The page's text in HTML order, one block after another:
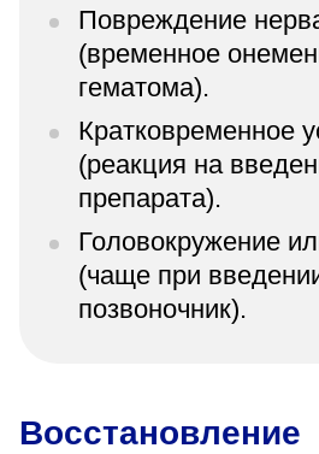
Повреждение
(временное
гематома).
Кратковременное
(реакция на
препарата).
Головокружение
(чаще при
позвоночник).
Восстановление